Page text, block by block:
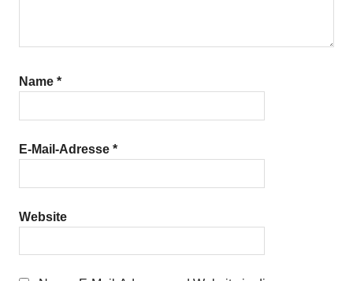
Name *
E-Mail-Adresse *
Website